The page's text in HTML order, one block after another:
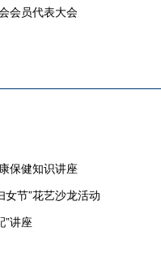
会员代表大会
保健知识讲座
节”花艺沙龙活动
讲座